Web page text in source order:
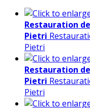
Restauration
Pietri
Pietri
Restauration
Pietri
Pietri